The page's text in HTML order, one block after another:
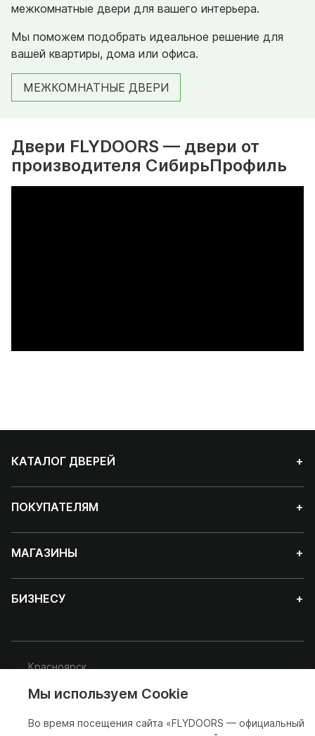
межкомнатные двери для вашего интерьера.
Мы поможем подобрать идеальное решение для
вашей квартиры, дома или офиса.
МЕЖКОМНАТНЫЕ ДВЕРИ
Двери FLYDOORS — двери от
производителя СибирьПрофиль
КАТАЛОГ ДВЕРЕЙ +
ПОКУПАТЕЛЯМ +
МАГАЗИНЫ +
БИЗНЕСУ +
Красноярск
дверей производителя ФЛАЙДОРС
Политика обработки персональных данных
Мы используем Cookie
Во время посещения сайта «FLYDOORS — официальный